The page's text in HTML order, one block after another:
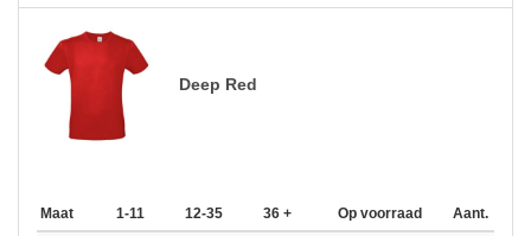
Deep Red
Maat 1-11 12-35 36 + Op voorraad Aant.